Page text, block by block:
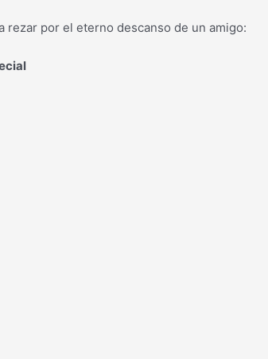
por el eterno descanso de un amigo: